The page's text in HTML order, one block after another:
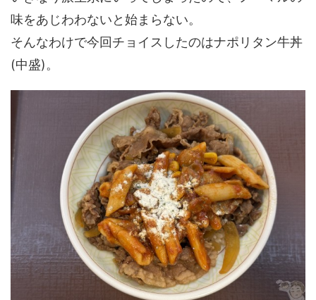
味をあじわわないと始まらない。
そんなわけで今回チョイスしたのはナポリタン牛丼
(中盛)。